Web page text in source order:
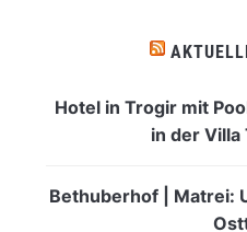
Hotel in Trogir mit
in der Villa
Bethuberhof | Matrei: